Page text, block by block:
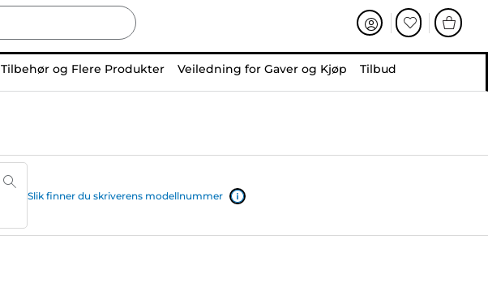
Tilbehør og Flere Produkter Veiledning for Gaver og Kjøp Tilbud
Slik finner du skriverens modellnummer